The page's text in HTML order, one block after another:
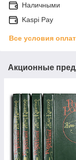
Наличными
Kaspi Pay
Все условия
Акционные